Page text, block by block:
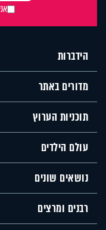
הידברות
מדורים באתר
תוכניות הערוץ
עולם הילדים
נושאים שונים
רבנים ומרצים